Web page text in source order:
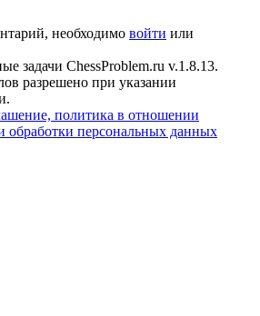
необходимо войти или
задачи ChessProblem.ru v.1.8.13.
разрешено при указании
политика в отношении
обработки персональных данных